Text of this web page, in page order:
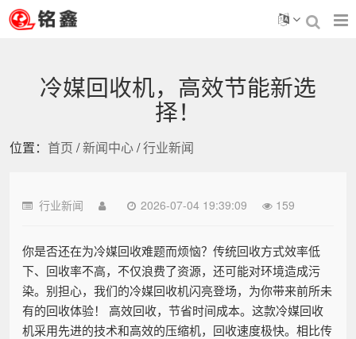
冷媒回收机，高效节能新选
择！
位置： 首页 /新闻中心/行业新闻
行业新闻 2026-07-04 19:39:09 159
你是否还在为冷媒回收难题而烦恼？传统回收方式效率低
下、回收率不高，不仅浪费了资源，还可能对环境造成污
染。别担心，我们的冷媒回收机闪亮登场，为你带来前所未
有的回收体验！ 高效回收，节省时间成本。这款冷媒回收
机采用先进的技术和高效的压缩机，回收速度极快。相比传